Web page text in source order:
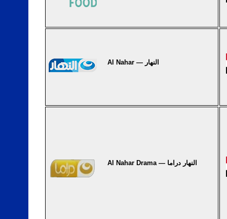
Al Nahar — النهار
Al Nahar Drama — النهار دراما